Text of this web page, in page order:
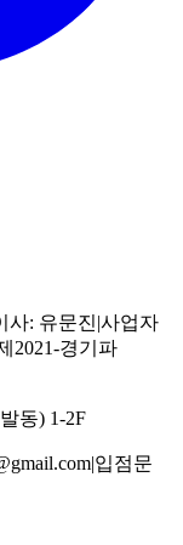
사: 유문진|사업자
2021-경기파
동) 1-2F
|입점문